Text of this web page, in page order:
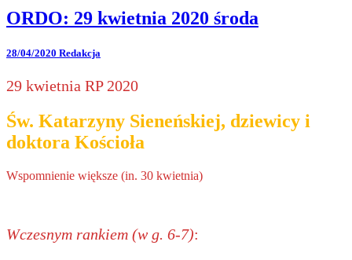
ORDO: 29 kwietnia 2020 środa
28/04/2020 Redakcja
29 kwietnia RP 2020
Św. Katarzyny Sieneńskiej, dziewicy i
doktora Kościoła
Wspomnienie większe (in. 30 kwietnia)
Wczesnym rankiem (w g. 6-7):